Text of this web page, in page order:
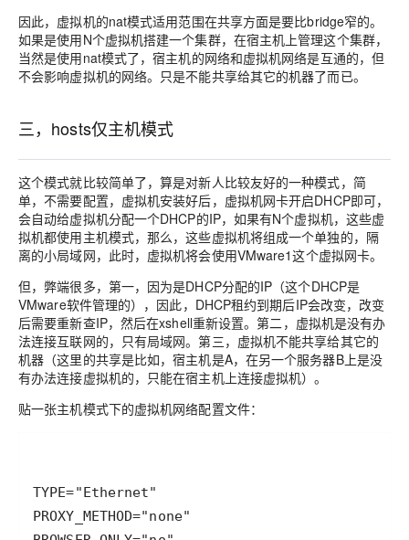
因此，虚拟机的nat模式适用范围在共享方面是要比bridge窄的。
如果是使用N个虚拟机搭建一个集群，在宿主机上管理这个集群，
当然是使用nat模式了，宿主机的网络和虚拟机网络是互通的，但
不会影响虚拟机的网络。只是不能共享给其它的机器了而已。
三，hosts仅主机模式
这个模式就比较简单了，算是对新人比较友好的一种模式，简
单，不需要配置，虚拟机安装好后，虚拟机网卡开启DHCP即可，
会自动给虚拟机分配一个DHCP的IP，如果有N个虚拟机，这些虚
拟机都使用主机模式，那么，这些虚拟机将组成一个单独的，隔
离的小局域网，此时，虚拟机将会使用VMware1这个虚拟网卡。
但，弊端很多，第一，因为是DHCP分配的IP（这个DHCP是
VMware软件管理的），因此，DHCP租约到期后IP会改变，改变
后需要重新查IP，然后在xshell重新设置。第二，虚拟机是没有办
法连接互联网的，只有局域网。第三，虚拟机不能共享给其它的
机器（这里的共享是比如，宿主机是A，在另一个服务器B上是没
有办法连接虚拟机的，只能在宿主机上连接虚拟机）。
贴一张主机模式下的虚拟机网络配置文件：